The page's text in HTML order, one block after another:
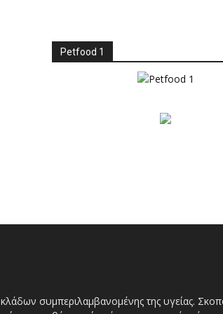
Petfood 1
συμπεριλαμβανομένης της υγείας.